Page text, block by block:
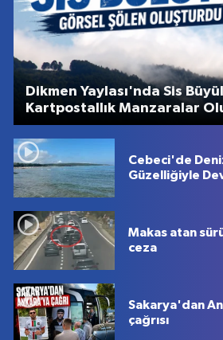
Dikmen Yaylası'nda Sis
Kartpostallık Manzaralar
Cebeci'de
Güzelliğiyle
Makas atan
ceza
Sakarya'dan
çağrısı